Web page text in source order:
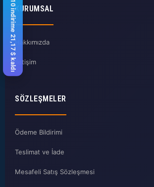
KURUMSAL
Hakkımızda
İletişim
SÖZLEŞMELER
Ödeme Bildirimi
Teslimat ve İade
Mesafeli Satış Sözleşmesi
%10 indirime 21,17 $ kaldı